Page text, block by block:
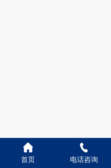
首页 电话咨询